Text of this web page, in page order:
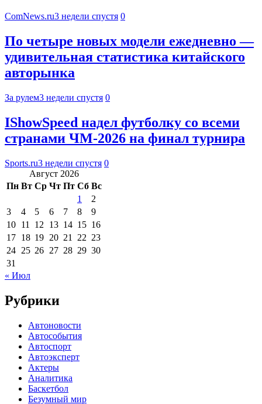
ComNews.ru3 недели спустя 0
По четыре новых модели ежедневно —
удивительная статистика китайского
авторынка
За рулем3 недели спустя 0
IShowSpeed надел футболку со всеми
странами ЧМ-2026 на финал турнира
Sports.ru3 недели спустя 0
Август 2026
Пн Вт Ср Чт Пт Сб Вс
1
2
3
4 5 6 7 8
9
10 11 12 13 14 15 16
17 18 19 20 21 22 23
24 25 26 27 28 29 30
31
« Июл
Рубрики
Автоновости
Автособытия
Автоспорт
Автоэксперт
Актеры
Аналитика
Баскетбол
Безумный мир